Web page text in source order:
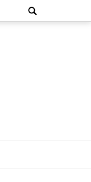
Search
for: